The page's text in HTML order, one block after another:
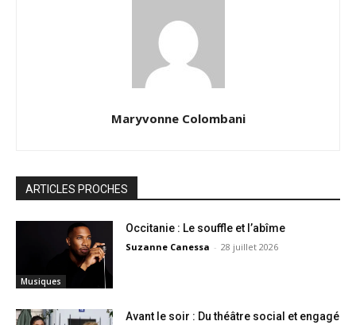
Maryvonne Colombani
ARTICLES PROCHES
Musiques
Occitanie : Le souffle et l’abîme
Suzanne Canessa - 28 juillet 2026
Avant le soir : Du théâtre social et engagé